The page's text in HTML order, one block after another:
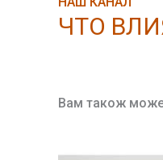
ЧТО
Вам також